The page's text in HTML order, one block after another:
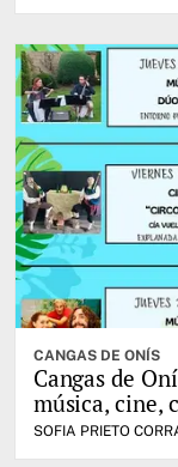
CANGAS DE ONÍS
Cangas de
música, cine,
SOFIA PRIETO